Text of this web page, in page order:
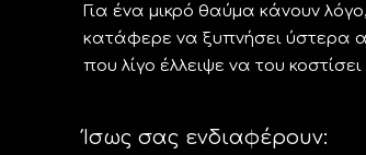
Για ένα μικρό θαύμα κάνουν
κατάφερε να ξυπνήσει ύστερα
που λίγο έλλειψε να του
Ίσως σας ενδιαφέρουν: